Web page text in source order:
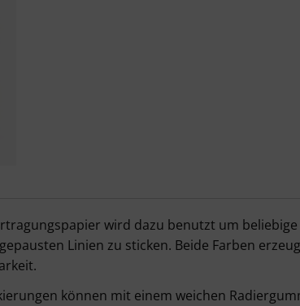
- DMC – Details
wird dazu benutzt um
Linien zu sticken. Beide Farben
können mit einem weichen